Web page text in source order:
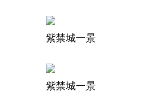
紫禁城一景
紫禁城一景